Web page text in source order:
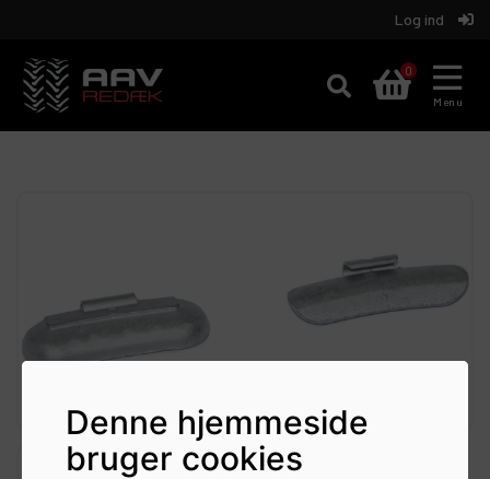
Denne hjemmeside
bruger cookies
Log ind
0
Menu